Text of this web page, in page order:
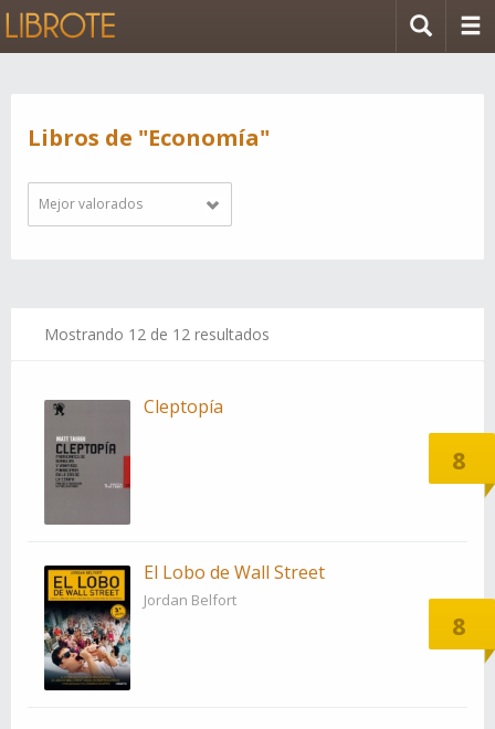
Libros de "Economía"
Mejor valorados
Mostrando 12 de 12 resultados
Cleptopía
8
El Lobo de Wall Street
Jordan Belfort
8